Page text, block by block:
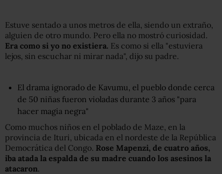
Estuve sentado a unos metros de ella, siendo un extraño,
alguien de otro mundo. Pero ella no mostró curiosidad.
Era como si yo no existiera. Es como si ella "estuviera
lejos, sin escuchar ni mirar nada", dijo su padre.
El drama ignorado de Kavumu, el pueblo donde cerca
de 50 niñas fueron violadas durante 3 años "para
hacer magia negra"
Como muchos niños en el poblado de Maze, en la
provincia de Ituri, ubicada en el nordeste de la República
Democrática del Congo. Rose Mapenzi, de cuatro años,
iba atada la espalda de su madre cuando los asesinos la
atacaron.